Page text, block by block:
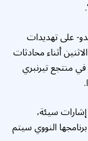
على تهديدات
أثناء محادثات
في منتجع تيرنبري
سيئة،
النووي سيتم